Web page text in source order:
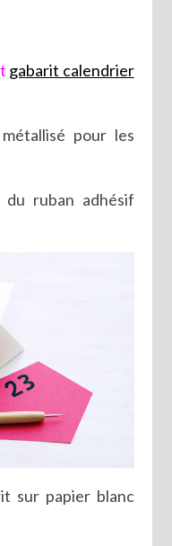
gabarit calendrier
pour les
ruban adhésif
sur papier blanc